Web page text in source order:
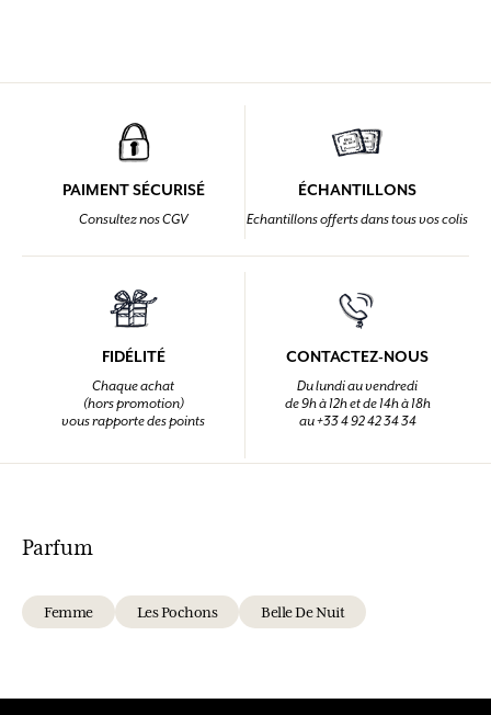
PAIMENT SÉCURISÉ
Consultez nos CGV
ÉCHANTILLONS
Echantillons offerts dans tous vos colis
FIDÉLITÉ
Chaque achat
(hors promotion)
vous rapporte des points
CONTACTEZ-NOUS
Du lundi au vendredi
de 9h à 12h et de 14h à 18h
au +33 4 92 42 34 34
Parfum
Femme Les Pochons Belle De Nuit